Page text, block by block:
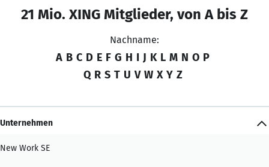
21 Mio. XING Mitglieder, von A bis Z
Nachname:
A B C D E F G H I J K L M N O P
Q R S T U V W X Y Z
Unternehmen
New Work SE